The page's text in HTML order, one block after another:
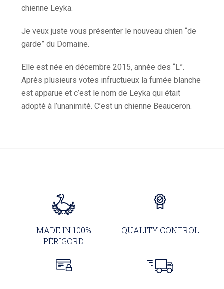
chienne Leyka.
Je veux juste vous présenter le nouveau chien “de
garde” du Domaine.
Elle est née en décembre 2015, année des “L”.
Après plusieurs votes infructueux la fumée blanche
est apparue et c’est le nom de Leyka qui était
adopté à l’unanimité. C’est un chienne Beauceron.
MADE IN 100%
PÉRIGORD
QUALITY CONTROL